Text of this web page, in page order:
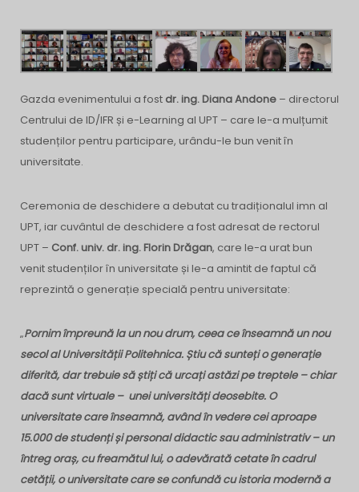
Gazda evenimentului a fost dr. ing. Diana Andone – directorul
Centrului de ID/IFR și e-Learning al UPT – care le-a mulțumit
studenților pentru participare, urându-le bun venit în
universitate.
Ceremonia de deschidere a debutat cu tradiționalul imn al
UPT, iar cuvântul de deschidere a fost adresat de rectorul
UPT – Conf. univ. dr. ing. Florin Drăgan, care le-a urat bun
venit studenților în universitate și le-a amintit de faptul că
reprezintă o generație specială pentru universitate:
„Pornim împreună la un nou drum, ceea ce înseamnă un nou
secol al Universității Politehnica. Știu că sunteți o generație
diferită, dar trebuie să știți că urcați astăzi pe treptele – chiar
dacă sunt virtuale – unei universități deosebite. O
universitate care înseamnă, având în vedere cei aproape
15.000 de studenți și personal didactic sau administrativ – un
întreg oraș, cu freamătul lui, o adevărată cetate în cadrul
cetății, o universitate care se confundă cu istoria modernă a